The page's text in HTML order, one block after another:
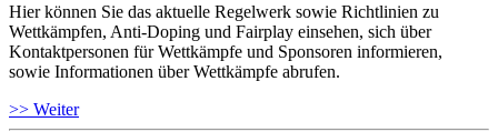
Hier können Sie das aktuelle Regelwerk sowie Richtlinien zu
Wettkämpfen, Anti-Doping und Fairplay einsehen, sich über
Kontaktpersonen für Wettkämpfe und Sponsoren informieren,
sowie Informationen über Wettkämpfe abrufen.
>> Weiter